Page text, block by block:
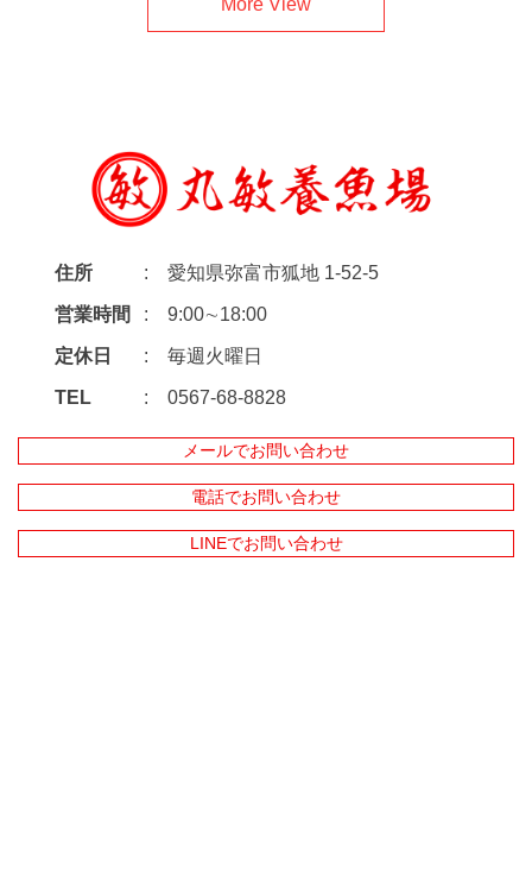
More View
住所 愛知県弥富市狐地 1-52-5
営業時間 9:00∼18:00
定休日 毎週火曜日
TEL 0567-68-8828
メールでお問い合わせ
電話でお問い合わせ
LINEでお問い合わせ